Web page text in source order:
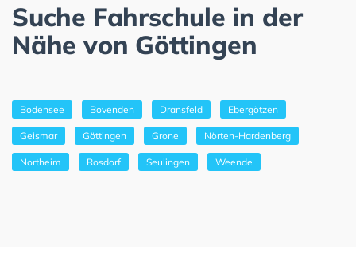
Suche Fahrschule in der
Nähe von Göttingen
Bodensee Bovenden Dransfeld Ebergötzen
Geismar Göttingen Grone Nörten-Hardenberg
Northeim Rosdorf Seulingen Weende